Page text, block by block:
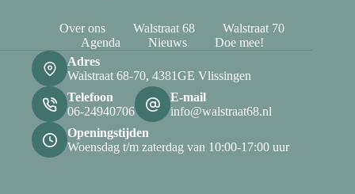
Over ons Walstraat 68
Walstraat 70
Agenda
Nieuws
Doe mee!
Adres
Walstraat 68-70, 4381GE Vlissingen
Telefoon
06-24940706
E-mail
info@walstraat68.nl
Openingstijden
Woensdag t/m zaterdag van 10:00-17:00 uur